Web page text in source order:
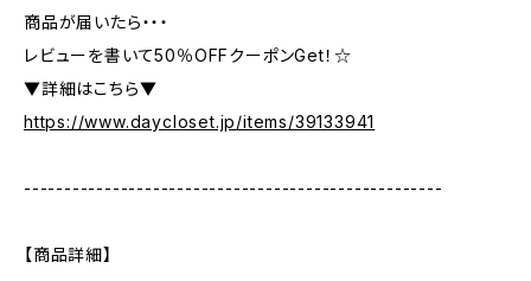
商品が届いたら・・・
レビューを書いて50％OFFクーポンGet！☆
▼詳細はこちら▼
https://www.daycloset.jp/items/39133941
----------------------------------------------------
【商品詳細】